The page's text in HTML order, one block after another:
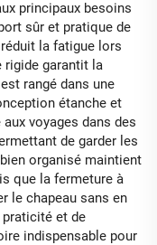
principaux besoins
sûr et pratique de
la fatigue lors
rigide garantit la
rangé dans une
étanche et
voyages dans des
de garder les
organisé maintient
que la fermeture à
le chapeau sans en
et de
indispensable pour